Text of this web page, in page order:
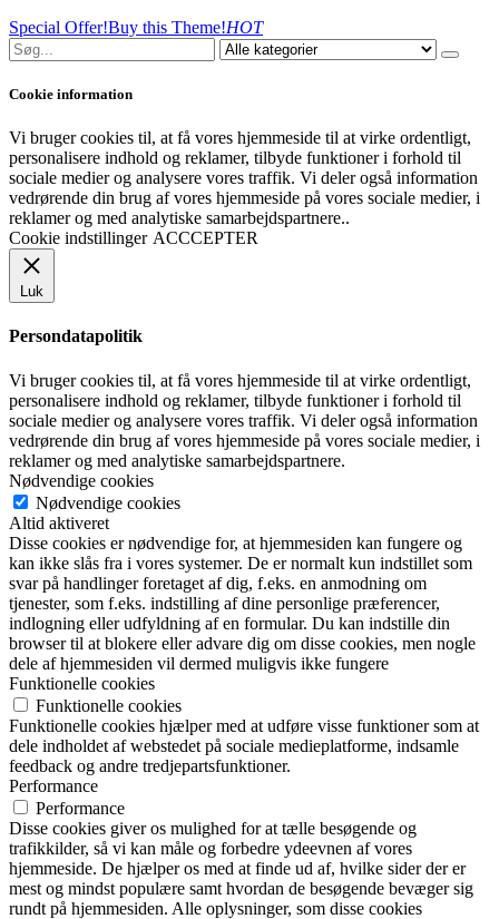
Special Offer!Buy this Theme!HOT
Cookie information
Vi bruger cookies til, at få vores hjemmeside til at virke ordentligt,
personalisere indhold og reklamer, tilbyde funktioner i forhold til
sociale medier og analysere vores traffik. Vi deler også information
vedrørende din brug af vores hjemmeside på vores sociale medier, i
reklamer og med analytiske samarbejdspartnere..
Cookie indstillinger ACCCEPTER
Luk
Persondatapolitik
Vi bruger cookies til, at få vores hjemmeside til at virke ordentligt,
personalisere indhold og reklamer, tilbyde funktioner i forhold til
sociale medier og analysere vores traffik. Vi deler også information
vedrørende din brug af vores hjemmeside på vores sociale medier, i
reklamer og med analytiske samarbejdspartnere.
Nødvendige cookies
Nødvendige cookies
Altid aktiveret
Disse cookies er nødvendige for, at hjemmesiden kan fungere og
kan ikke slås fra i vores systemer. De er normalt kun indstillet som
svar på handlinger foretaget af dig, f.eks. en anmodning om
tjenester, som f.eks. indstilling af dine personlige præferencer,
indlogning eller udfyldning af en formular. Du kan indstille din
browser til at blokere eller advare dig om disse cookies, men nogle
dele af hjemmesiden vil dermed muligvis ikke fungere
Funktionelle cookies
Funktionelle cookies
Funktionelle cookies hjælper med at udføre visse funktioner som at
dele indholdet af webstedet på sociale medieplatforme, indsamle
feedback og andre tredjepartsfunktioner.
Performance
Performance
Disse cookies giver os mulighed for at tælle besøgende og
trafikkilder, så vi kan måle og forbedre ydeevnen af vores
hjemmeside. De hjælper os med at finde ud af, hvilke sider der er
mest og mindst populære samt hvordan de besøgende bevæger sig
rundt på hjemmesiden. Alle oplysninger, som disse cookies